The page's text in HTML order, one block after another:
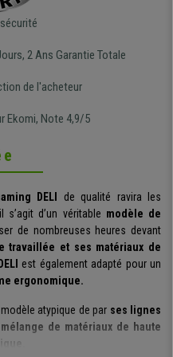
2 Ans Garantie Totale
de l'acheteur
Ekomi, Note 4,9/5
DELI de qualité ravira les
d’un véritable modèle de
de nombreuses heures devant
travaillée et ses matériaux de
est également adapté pour un
ergonomique.
atypique de par ses lignes
de matériaux de haute